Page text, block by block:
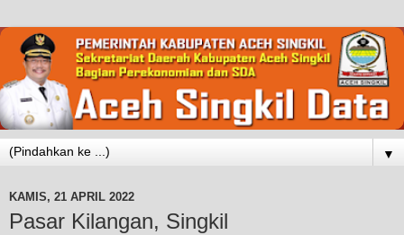
▼
KAMIS, 21 APRIL 2022
Pasar Kilangan, Singkil